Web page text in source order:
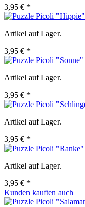
3,95 € *
Artikel auf Lager.
3,95 € *
Artikel auf Lager.
3,95 € *
Artikel auf Lager.
3,95 € *
Artikel auf Lager.
3,95 € *
Kunden kauften auch